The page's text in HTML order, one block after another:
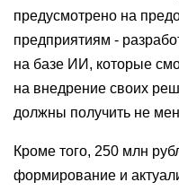
предусмотрено на
предприятиям -
на базе ИИ, которые
на внедрение своих
должны получить не
Кроме того, 250 млн
формирование и